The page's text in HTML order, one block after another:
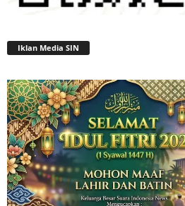
Iklan Media SIN